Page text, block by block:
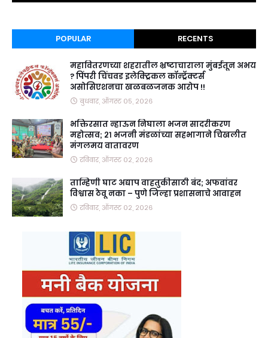
POPULAR RECENTS
महावितरणच्या शहरातील भ्रष्टाचाराला मुंबईतून अभय
? पिंपरी चिंचवड इलेक्ट्रिकल कॉन्ट्रॅक्टर्स
असोसिएशनचा खळबळजनक आरोप !!
बुधवार, ऑगस्ट ०५, २०२६
भक्तिरसात न्हाऊन निघाला भजन सादरीकरण
महोत्सव; २१ भजनी मंडळांच्या सहभागाने चिखलीत
मंगलमय वातावरण
रविवार, ऑगस्ट ०२, २०२६
ताम्हिणी घाट अद्याप वाहतुकीसाठी बंद; अफवांवर
विश्वास ठेवू नका – पुणे जिल्हा प्रशासनाचे आवाहन
रविवार, ऑगस्ट ०२, २०२६